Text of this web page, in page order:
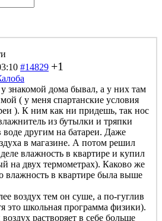
#14829 +1
знакомой дома бывал, а у них там
( у меня спартанские условия
). К ним как ни придешь, так нос
из бутылки и тряпки
другим на батареи. Даже
в магазине. А потом решил
влажность в квартире и купил
на двух термометрах). Каково же
влажность в квартире была выше
воздух тем он суше, а по-гуглив
это школьная программа физики).
растворяет в себе больше